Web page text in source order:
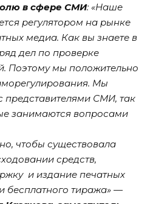
в сфере СМИ: «Наше
регулятором на рынке
медиа. Как вы знаете в
ряд дел по проверке
Поэтому мы положительно
Мы
представителями СМИ, так
занимаются вопросами
чтобы существовала
средств,
и издание печатных
бесплатного тиража» —